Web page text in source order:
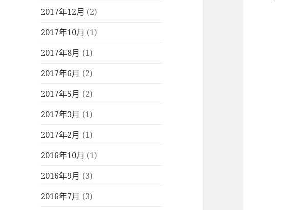
2017年12月 (2)
2017年10月 (1)
2017年8月 (1)
2017年6月 (2)
2017年5月 (2)
2017年3月 (1)
2017年2月 (1)
2016年10月 (1)
2016年9月 (3)
2016年7月 (3)